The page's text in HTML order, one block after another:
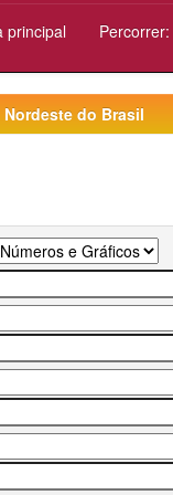
principal Percorrer:
Nordeste do Brasil